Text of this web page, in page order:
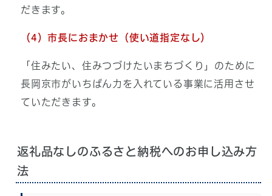
だきます。
（4）市長におまかせ（使い道指定なし）
「住みたい、住みつづけたいまちづくり」のために
長岡京市がいちばん力を入れている事業に活用させ
ていただきます。
返礼品なしのふるさと納税へのお申し込み方
法